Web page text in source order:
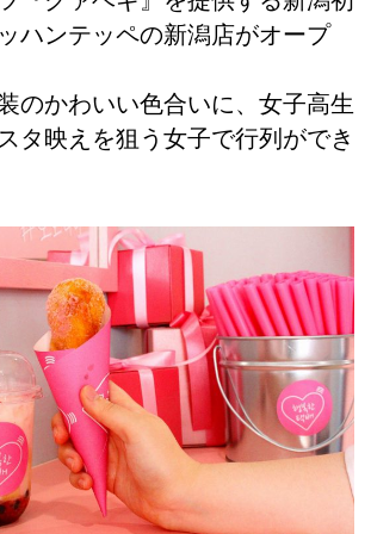
ハンテッペの新潟店がオープ
のかわいい色合いに、女子高生
タ映えを狙う女子で行列ができ